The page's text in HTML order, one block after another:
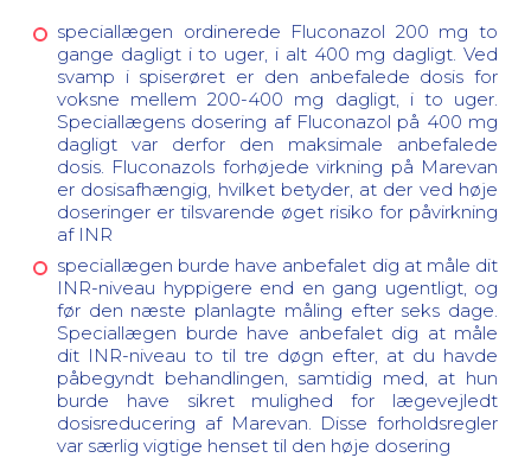
speciallægen ordinerede Fluconazol 200 mg to
gange dagligt i to uger, i alt 400 mg dagligt. Ved
svamp i spiserøret er den anbefalede dosis for
voksne mellem 200-400 mg dagligt, i to uger.
Speciallægens dosering af Fluconazol på 400 mg
dagligt var derfor den maksimale anbefalede
dosis. Fluconazols forhøjede virkning på Marevan
er dosisafhængig, hvilket betyder, at der ved høje
doseringer er tilsvarende øget risiko for påvirkning
af INR
speciallægen burde have anbefalet dig at måle dit
INR-niveau hyppigere end en gang ugentligt, og
før den næste planlagte måling efter seks dage.
Speciallægen burde have anbefalet dig at måle
dit INR-niveau to til tre døgn efter, at du havde
påbegyndt behandlingen, samtidig med, at hun
burde have sikret mulighed for lægevejledt
dosisreducering af Marevan. Disse forholdsregler
var særlig vigtige henset til den høje dosering